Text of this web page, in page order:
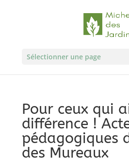
Sélectionner une page
Pour ceux qui
différence !
pédagogiques
des Mureaux